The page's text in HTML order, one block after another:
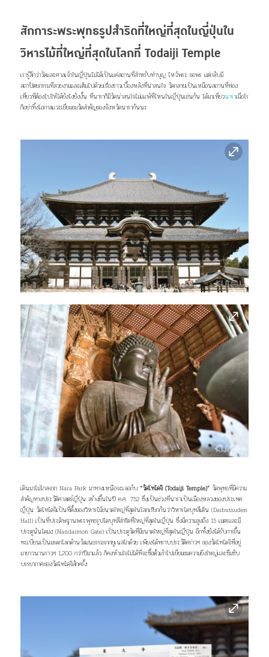
สักการะพระพุทธรูปสำริดที่ใหญ่ที่สุดในญี่ปุ่นใน
วิหารไม้ที่ใหญ่ที่สุดในโลกที่ Todaiji Temple
เรารู้สึกว่าวัดและศาลเจ้าในญี่ปุ่นไม่ได้เป็นแค่สถานที่สำหรับทำบุญ ไหว้พระ ขอพร แต่กลับมี
สถาปัตยกรรมที่สวยงามและเต็มไปด้วยเรื่องราวเบื้องหลังที่น่าสนใจ วัดกลายเป็นเหมือนสถานที่ท่อง
เที่ยวที่ต้องไปให้ได้ยังไงยังงั้น ที่นาราก็มีวัดน่าสนใจไม่แแพ้ที่ไหนในญี่ปุ่นเช่นกัน ได้มาเที่ยวนาราเมื่อไร
ก็อย่าทิ้งโอกาสแวะเยี่ยมชมวัดสำคัญของจังหวัดนารากันนะ
เดินมาไม่ไกลจาก Nara Park มาทางเหนือจะเจอกับ “วัดโทไดจิ (Todaiji Temple)”วัดพุทธที่มีความ
สำคัญทางประวัติศาสตร์ญี่ปุ่น สร้างขึ้นในปี ค.ศ. 752 ซึ่งเป็นช่วงที่นาราเป็นเมืองหลวงของประเทศ
ญี่ปุ่น วัดโทไดจิเป็นที่ตั้งของวิหารไม้ขนาดใหญ่ที่สุดในโลกเรียกกันว่าวิหารไดบุทสึเด็น (Daibutsuden
Hall) เป็นที่ประดิษฐานพระพุทธรูปไดบุทสึสำริดที่ใหญ่ที่สุดในญี่ปุ่น ซึ่งมีความสูงถึง 15 เมตรและมี
ประตูนันไดมง (Nandaimon Gate) เป็นประตูวัดที่มีขนาดใหญ่ที่สุดในญี่ปุ่น อีกทั้งยังได้รับการขึ้น
ทะเบียนเป็นมรดกโลกด้านวัฒนธรรมจากยูเนสโกด้วย เพียงได้ทราบประวัติคร่าวๆ ของวัดโทไดจิที่อยู่
มายาวนานราวๆ 1,200 กว่าปีมาแล้ว ก็คงห้ามใจไม่ได้ที่จะซื้อตั๋วเข้าไปเยี่ยมชมความยิ่งใหญ่และซึมซับ
บรรยากาศของวัดโทไดจิสักครั้ง